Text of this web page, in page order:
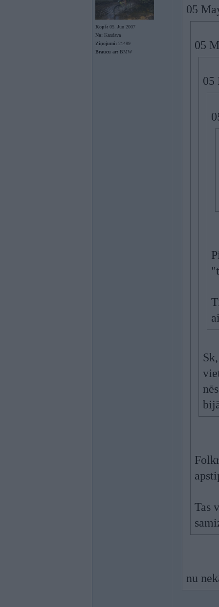
Kopš: 05. Jun 2007
No: Kandava
Ziņojumi: 21489
Braucu ar: BMW
05
05
05
Tas
nu